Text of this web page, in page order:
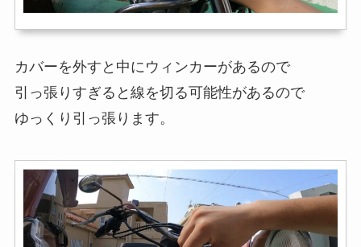
カバーを外すと中にウィンカーがあるので
引っ張りすぎると線を切る可能性があるので
ゆっくり引っ張ります。